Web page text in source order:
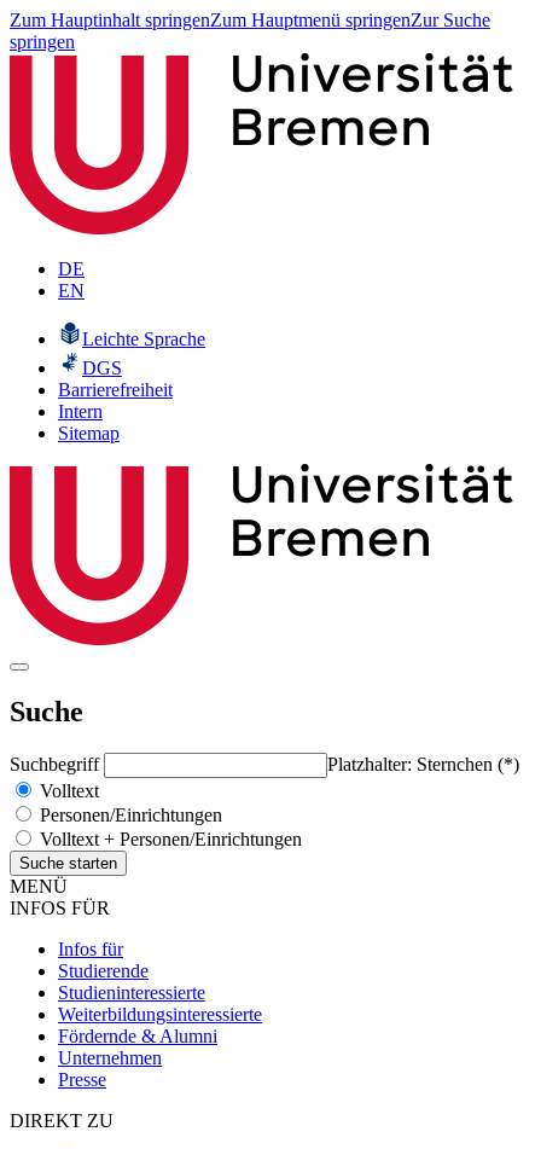
Zum Hauptinhalt springenZum Hauptmenü springenZur Suche
springen
DE
EN
Leichte Sprache
DGS
Barrierefreiheit
Intern
Sitemap
Suche
Suchbegriff
Platzhalter: Sternchen (*)
Volltext
Personen/Einrichtungen
Volltext + Personen/Einrichtungen
MENÜ
INFOS FÜR
Infos für
Studierende
Studieninteressierte
Weiterbildungsinteressierte
Fördernde & Alumni
Unternehmen
Presse
DIREKT ZU